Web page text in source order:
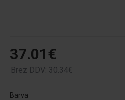
37.01€
Brez DDV: 30.34€
Barva